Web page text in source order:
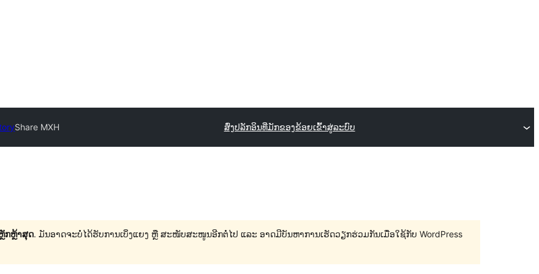
Share MXH ສົ່ງປລັກອິນທີ່ມັກຂອງຂ້ອຍເຂົ້າສູ່ລະບົບ
ກຫຼ້າສຸດ. ມັນອາດຈະບໍ່ໄດ້ຮັບການເບິ່ງແຍງ ຫຼື ສະໜັບສະໜູນອີກຕໍ່ໄປ ແລະ ອາດມີບັນຫາການເຮັດວຽກຮ່ວມກັນເມື່ອໃຊ້ກັບ WordPress